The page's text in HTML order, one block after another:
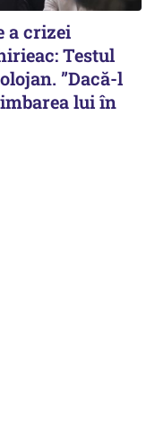
a crizei
Testul
”Dacă-l
lui în